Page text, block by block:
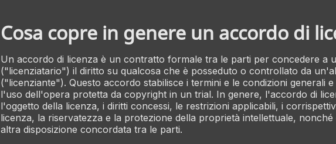
Cosa copre in genere un accordo di
Un accordo di licenza è un contratto formale tra le parti per concedere a
("licenziatario") il diritto su qualcosa che è posseduto o controllato da
("licenziante"). Questo accordo stabilisce i termini e le condizioni generali
l'uso dell'opera protetta da copyright in un trial. In genere, l'accordo di
l'oggetto della licenza, i diritti concessi, le restrizioni applicabili, i
licenza, la riservatezza e la protezione della proprietà intellettuale, nonché
altra disposizione concordata tra le parti.